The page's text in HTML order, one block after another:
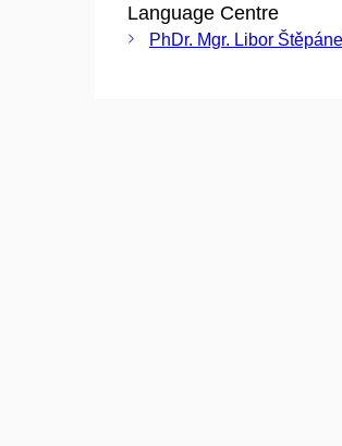
Language Centre
PhDr. Mgr. Libor